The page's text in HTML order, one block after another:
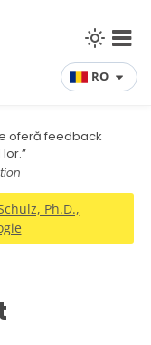
RO
oferă feedback
Ph.D.,